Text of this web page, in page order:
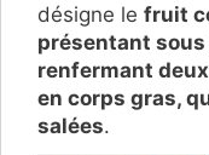
désigne le fruit
présentant
renfermant
en corps gras,
salées.